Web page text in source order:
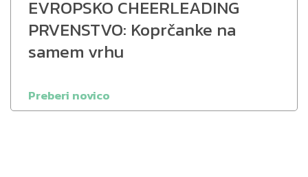
EVROPSKO CHEERLEADING
PRVENSTVO: Koprčanke na
samem vrhu
Preberi novico